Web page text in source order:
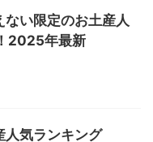
ない限定のお土産人
2025年最新
人気ランキング